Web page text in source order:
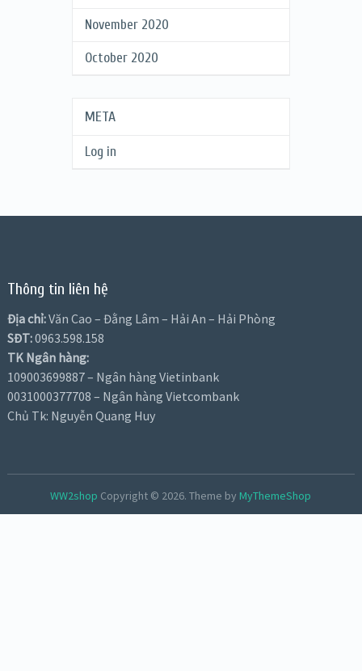
November 2020
October 2020
META
Log in
Thông tin liên hệ
Địa chỉ:Văn Cao – Đằng Lâm – Hải An – Hải Phòng
SĐT:0963.598.158
TK Ngân hàng:
109003699887 – Ngân hàng Vietinbank
0031000377708 – Ngân hàng Vietcombank
Chủ Tk: Nguyễn Quang Huy
WW2shop Copyright © 2026. Theme by MyThemeShop